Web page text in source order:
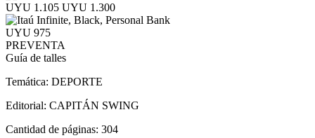
UYU 1.105 UYU 1.300
UYU 975
PREVENTA
Guía de talles
Temática: DEPORTE
Editorial: CAPITÁN SWING
Cantidad de páginas: 304